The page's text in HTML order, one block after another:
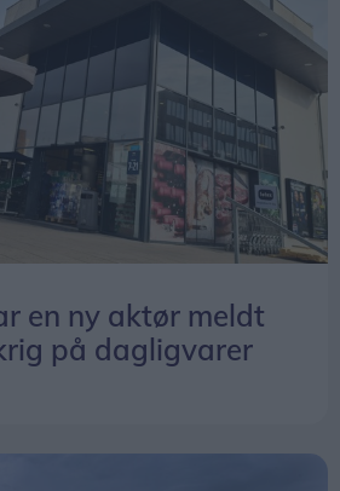
en ny aktør meldt
på dagligvarer